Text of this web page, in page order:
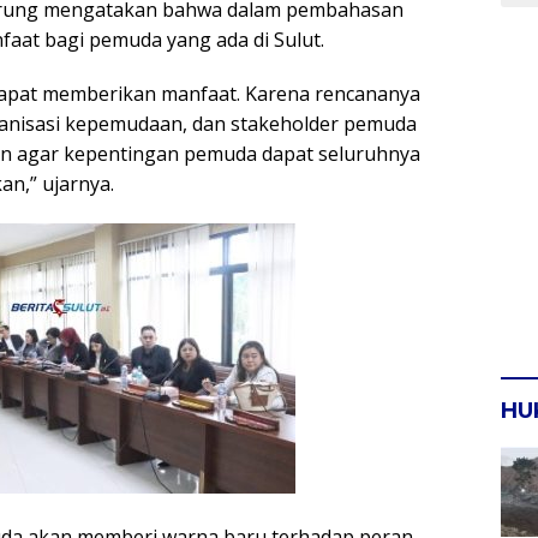
mengatakan bahwa dalam pembahasan
bagi pemuda yang ada di Sulut.
memberikan manfaat. Karena rencananya
kepemudaan, dan stakeholder pemuda
agar kepentingan pemuda dapat seluruhnya
ujarnya.